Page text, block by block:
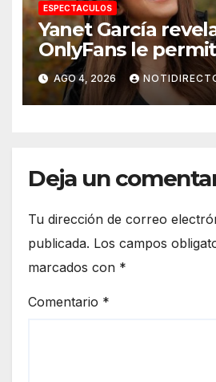
ESPECTACULOS
Yanet García
OnlyFans le
un departamento
Manhattan
AGO 4, 2026
Deja un
Tu dirección de correo
publicada. Los campos
marcados con *
Comentario *